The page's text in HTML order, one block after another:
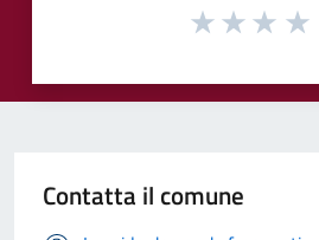
Contatta il comune